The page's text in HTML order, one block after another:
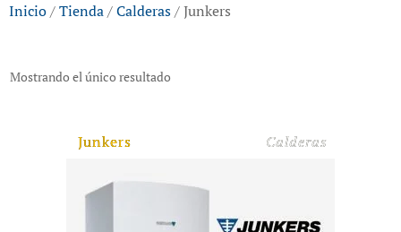
Inicio/Tienda/Calderas/ Junkers
Mostrando el único resultado
Junkers Calderas